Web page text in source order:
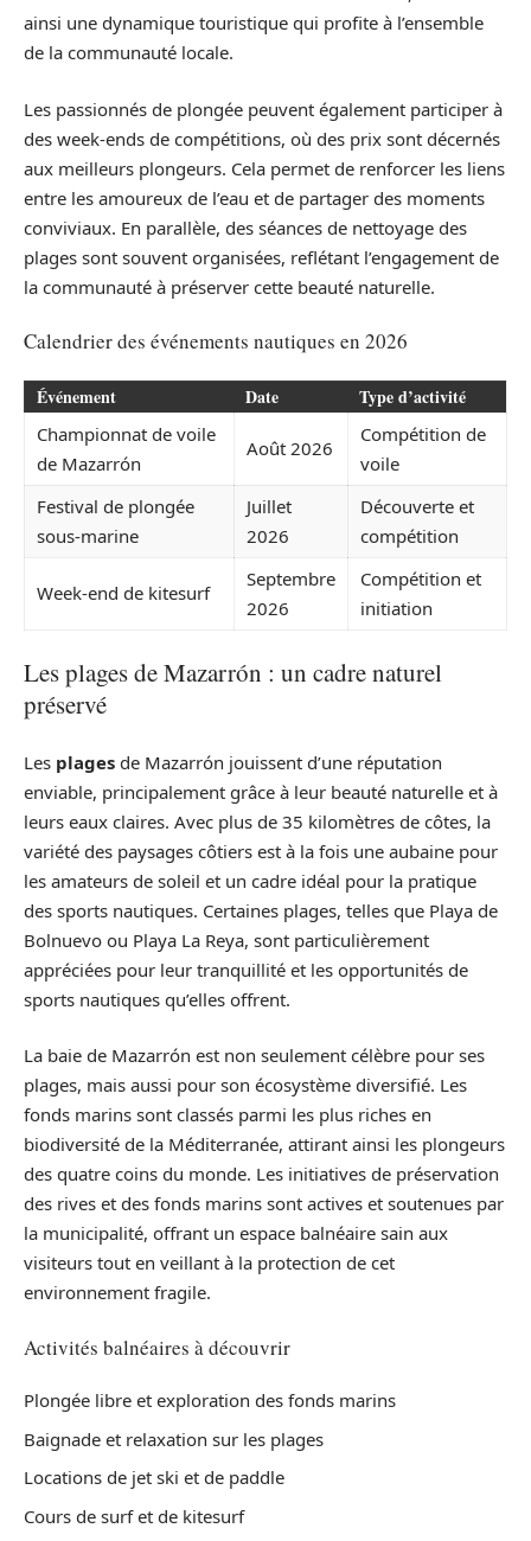
ainsi une dynamique touristique qui profite à l’ensemble
de la communauté locale.
Les passionnés de plongée peuvent également participer à
des week-ends de compétitions, où des prix sont décernés
aux meilleurs plongeurs. Cela permet de renforcer les liens
entre les amoureux de l’eau et de partager des moments
conviviaux. En parallèle, des séances de nettoyage des
plages sont souvent organisées, reflétant l’engagement de
la communauté à préserver cette beauté naturelle.
Calendrier des événements nautiques en 2026
Événement Date Type d’activité
Championnat de voile
de Mazarrón
Août 2026
Compétition de
voile
Festival de plongée
sous-marine
Juillet
2026
Découverte et
compétition
Week-end de kitesurf
Septembre
2026
Compétition et
initiation
Les plages de Mazarrón : un cadre naturel
préservé
Les plages de Mazarrón jouissent d’une réputation
enviable, principalement grâce à leur beauté naturelle et à
leurs eaux claires. Avec plus de 35 kilomètres de côtes, la
variété des paysages côtiers est à la fois une aubaine pour
les amateurs de soleil et un cadre idéal pour la pratique
des sports nautiques. Certaines plages, telles que Playa de
Bolnuevo ou Playa La Reya, sont particulièrement
appréciées pour leur tranquillité et les opportunités de
sports nautiques qu’elles offrent.
La baie de Mazarrón est non seulement célèbre pour ses
plages, mais aussi pour son écosystème diversifié. Les
fonds marins sont classés parmi les plus riches en
biodiversité de la Méditerranée, attirant ainsi les plongeurs
des quatre coins du monde. Les initiatives de préservation
des rives et des fonds marins sont actives et soutenues par
la municipalité, offrant un espace balnéaire sain aux
visiteurs tout en veillant à la protection de cet
environnement fragile.
Activités balnéaires à découvrir
Plongée libre et exploration des fonds marins
Baignade et relaxation sur les plages
Locations de jet ski et de paddle
Cours de surf et de kitesurf